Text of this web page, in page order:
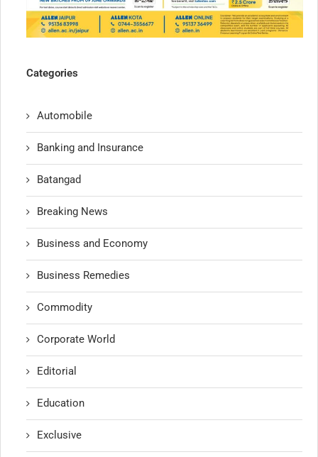
Categories
Automobile
Banking and Insurance
Batangad
Breaking News
Business and Economy
Business Remedies
Commodity
Corporate World
Editorial
Education
Exclusive